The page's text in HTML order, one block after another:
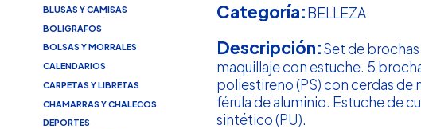
BLUSAS Y CAMISAS
BOLIGRAFOS
BOLSAS Y MORRALES
CALENDARIOS
CARPETAS Y LIBRETAS
CHAMARRAS Y CHALECOS
DEPORTES
Categoría:BELLEZA
Descripción:Set de
maquillaje con estuche. 5
poliestireno (PS) con cerdas de
férula de aluminio. Estuche de
sintético (PU).